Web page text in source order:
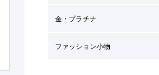
金・プラチナ
ファッション小物